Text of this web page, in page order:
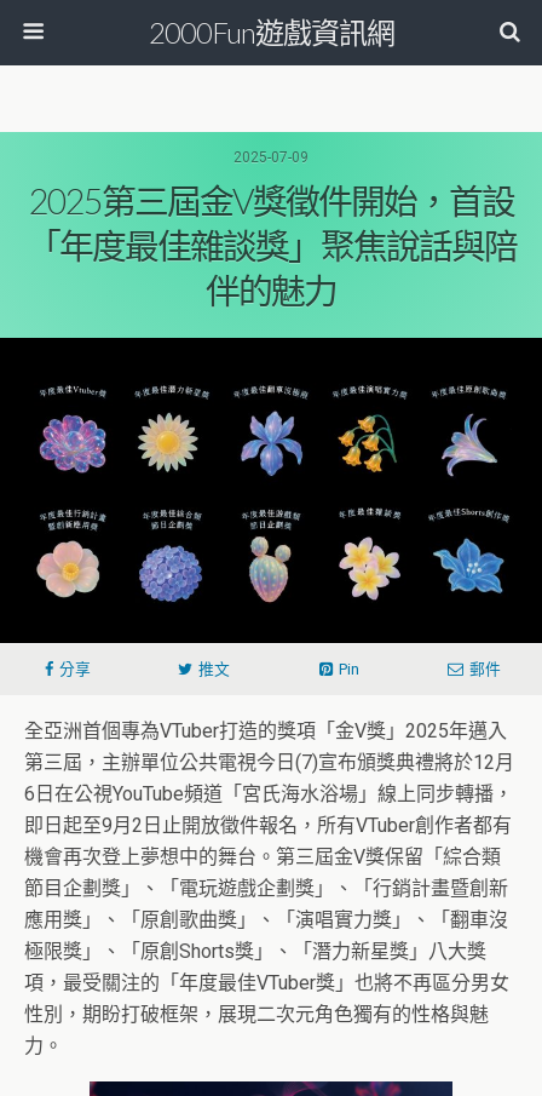
2000Fun遊戲資訊網
2025-07-09
2025第三屆金V獎徵件開始，首設
「年度最佳雜談獎」聚焦說話與陪
伴的魅力
分享 推文 Pin 郵件
全亞洲首個專為VTuber打造的獎項「金V獎」2025年邁入
第三屆，主辦單位公共電視今日(7)宣布頒獎典禮將於12月
6日在公視YouTube頻道「宮氏海水浴場」線上同步轉播，
即日起至9月2日止開放徵件報名，所有VTuber創作者都有
機會再次登上夢想中的舞台。第三屆金V獎保留「綜合類
節目企劃獎」、「電玩遊戲企劃獎」、「行銷計畫暨創新
應用獎」、「原創歌曲獎」、「演唱實力獎」、「翻車沒
極限獎」、「原創Shorts獎」、「潛力新星獎」八大獎
項，最受關注的「年度最佳VTuber獎」也將不再區分男女
性別，期盼打破框架，展現二次元角色獨有的性格與魅
力。